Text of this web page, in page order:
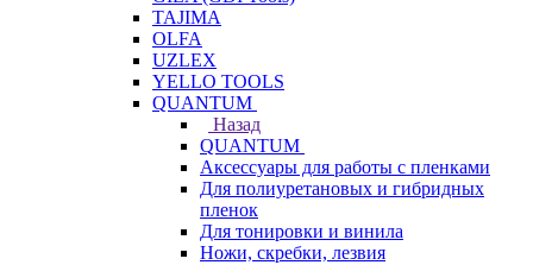
TAJIMA
OLFA
UZLEX
YELLO TOOLS
QUANTUM
Назад
QUANTUM
Аксессуары для работы с пленками
Для полиуретановых и гибридных
пленок
Для тонировки и винила
Ножи, скребки, лезвия